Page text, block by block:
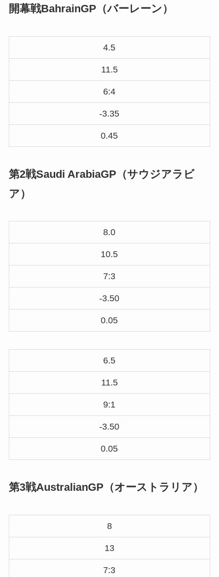
開幕戦BahrainGP（バーレーン）
4.5
11.5
6:4
-3.35
0.45
第2戦Saudi ArabiaGP（サウジアラビ
ア）
8.0
10.5
7:3
-3.50
0.05
6.5
11.5
9:1
-3.50
0.05
第3戦AustralianGP（オーストラリア）
8
13
7:3